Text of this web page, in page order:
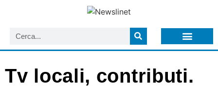
Tv locali, contributi.